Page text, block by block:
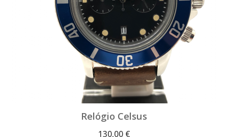
Relógio Celsus
130,00 €